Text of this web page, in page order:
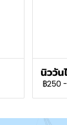
นิววัน
฿250 -